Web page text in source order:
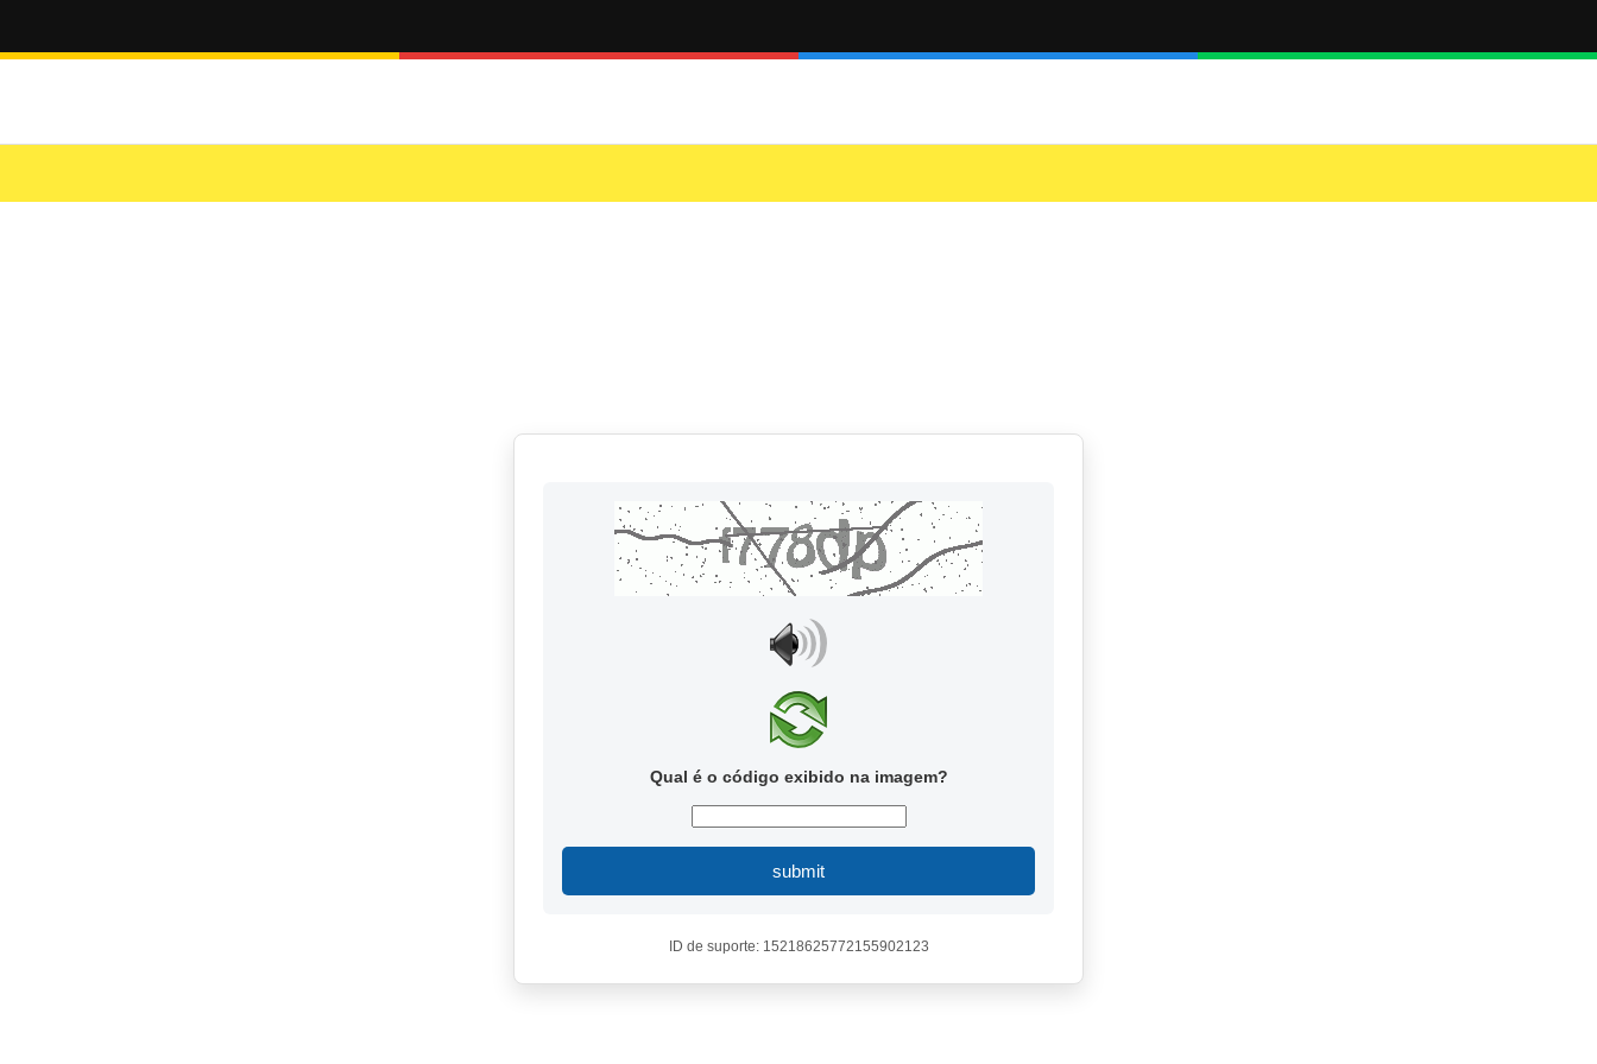
Qual é o código exibido na imagem?
submit
ID de suporte: 15218625772155902123